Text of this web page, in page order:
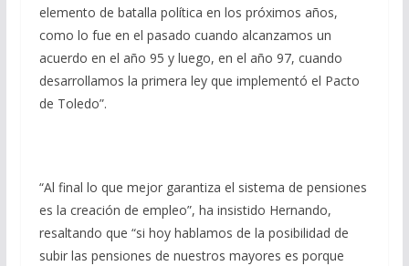
elemento de batalla política en los próximos años,
como lo fue en el pasado cuando alcanzamos un
acuerdo en el año 95 y luego, en el año 97, cuando
desarrollamos la primera ley que implementó el Pacto
de Toledo”.
“Al final lo que mejor garantiza el sistema de pensiones
es la creación de empleo”, ha insistido Hernando,
resaltando que “si hoy hablamos de la posibilidad de
subir las pensiones de nuestros mayores es porque